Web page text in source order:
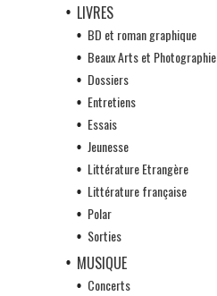
LIVRES
BD et roman graphique
Beaux Arts et Photographie
Dossiers
Entretiens
Essais
Jeunesse
Littérature Etrangère
Littérature française
Polar
Sorties
MUSIQUE
Concerts